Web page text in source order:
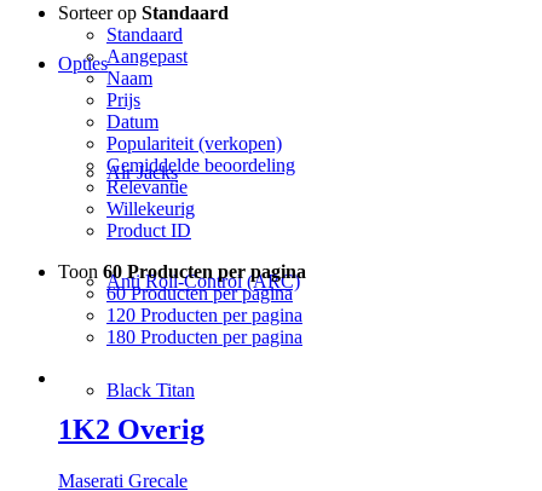
Opties
Air Jacks
Anti Roll-Control (ARC)
Black Titan
Sorteer op Standaard
Standaard
Aangepast
Naam
Prijs
Datum
Populariteit (verkopen)
Gemiddelde beoordeling
Relevantie
Willekeurig
Product ID
Toon 60 Producten per pagina
60 Producten per pagina
120 Producten per pagina
180 Producten per pagina
1K2 Overig
Maserati Grecale